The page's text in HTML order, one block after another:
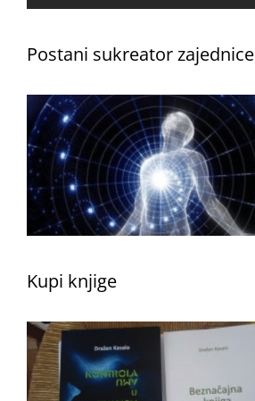
Postani sukreator zajednice
Kupi knjige